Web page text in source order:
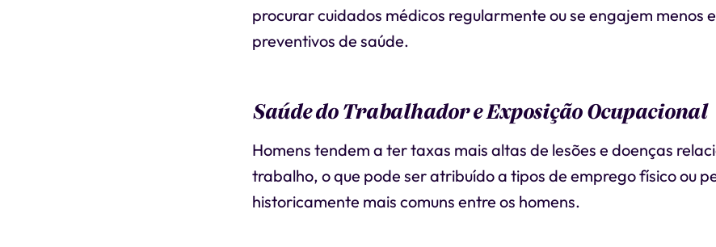
procurar cuidados médicos regularmente ou se engajem menos
preventivos de saúde.
Saúde do Trabalhador e Exposição Ocupacional
Homens tendem a ter taxas mais altas de lesões e doenças
trabalho, o que pode ser atribuído a tipos de emprego físico ou
historicamente mais comuns entre os homens.